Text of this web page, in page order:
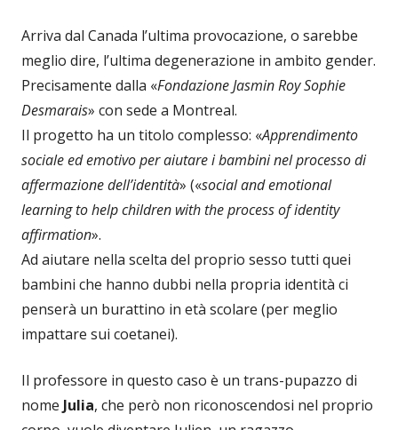
Arriva dal Canada l’ultima provocazione, o sarebbe
meglio dire, l’ultima degenerazione in ambito gender.
Precisamente dalla «Fondazione Jasmin Roy Sophie
Desmarais» con sede a Montreal.
Il progetto ha un titolo complesso: «Apprendimento
sociale ed emotivo per aiutare i bambini nel processo di
affermazione dell’identità» («social and emotional
learning to help children with the process of identity
affirmation».
Ad aiutare nella scelta del proprio sesso tutti quei
bambini che hanno dubbi nella propria identità ci
penserà un burattino in età scolare (per meglio
impattare sui coetanei).
Il professore in questo caso è un trans-pupazzo di
nome Julia, che però non riconoscendosi nel proprio